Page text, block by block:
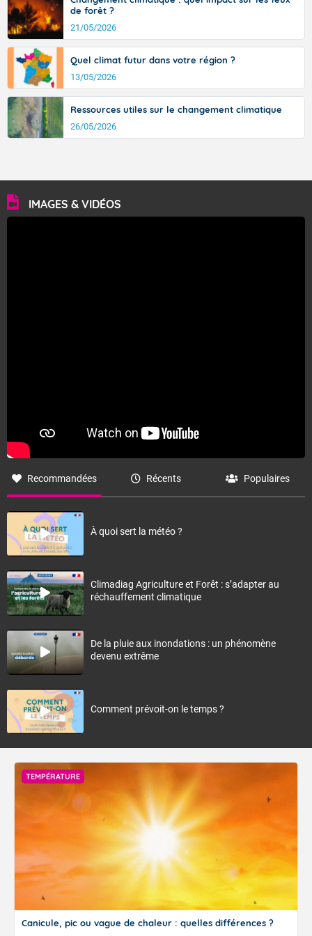
de forêt ?
21/05/2026
Quel climat futur dans votre région ?
13/05/2026
Ressources utiles sur le changement climatique
26/05/2026
IMAGES & VIDÉOS
Recommandées Récents Populaires
À quoi sert la météo ?
Climadiag Agriculture et Forêt : s’adapter au
réchauffement climatique
De la pluie aux inondations : un phénomène
devenu extrême
Comment prévoit-on le temps ?
TEMPÉRATURE
Canicule, pic ou vague de chaleur : quelles différences ?